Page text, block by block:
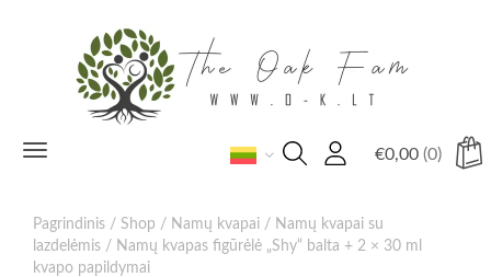
Toggle
€0,00 (0)
Pagrindinis / Shop / Namų kvapai / Namų kvapai su
lazdelėmis / Namų kvapas figūrėlė „Shy“ balta + 2 × 30 ml
kvapo papildymai